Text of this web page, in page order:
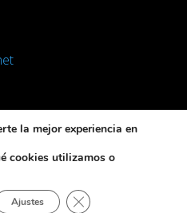
por el Servicio de Informatica de
Diputación de Alicante
la mejor experiencia en
cookies utilizamos o
Ajustes Cerrar el banner de